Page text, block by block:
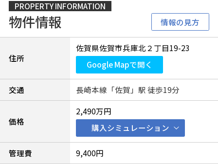
PROPERTY INFORMATION
物件情報 情報の見方
住所
佐賀県佐賀市兵庫北２丁目19-23
Google Mapで開く
交通 長崎本線「佐賀」駅 徒歩19分
価格
2,490万円
購入シミュレーション
管理費
9,400円